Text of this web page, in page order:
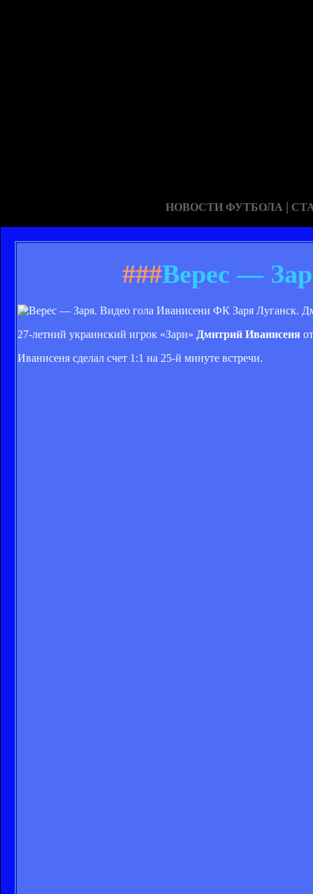
НОВОСТИ ФУТБОЛА |
###Верес —
ФК Заря Луганск.
27-летний украинский игрок «Зари» Дмитрий Иванисеня
Иванисеня сделал счет 1:1 на 25-й минуте встречи.